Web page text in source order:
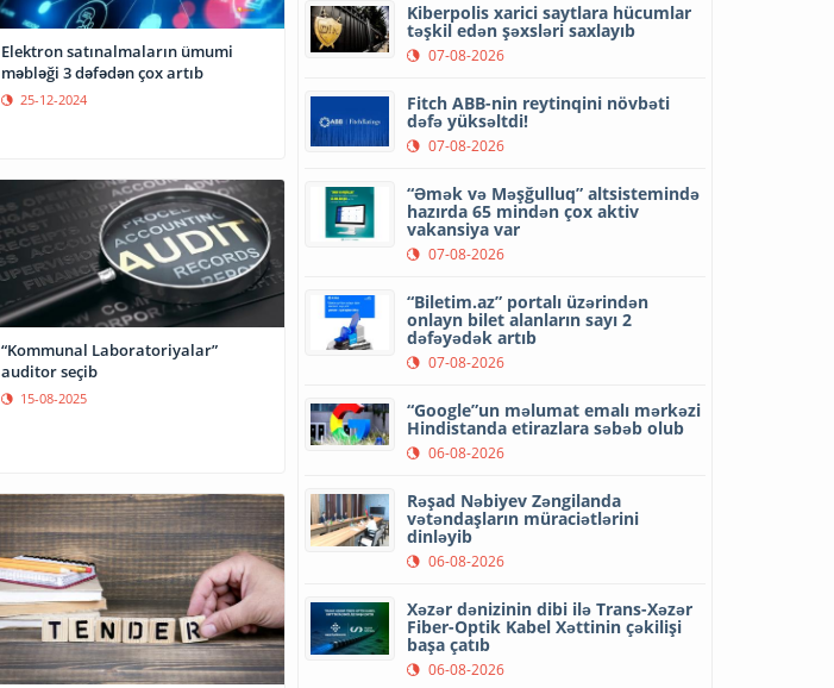
Elektron satınalmaların ümumi
məbləği 3 dəfədən çox artıb
25-12-2024
“Kommunal Laboratoriyalar”
auditor seçib
15-08-2025
Kiberpolis xarici saytlara hücumlar
təşkil edən şəxsləri saxlayıb
07-08-2026
Fitch ABB-nin reytinqini növbəti
dəfə yüksəltdi!
07-08-2026
“Əmək və Məşğulluq” altsistemində
hazırda 65 mindən çox aktiv
vakansiya var
07-08-2026
“Biletim.az” portalı üzərindən
onlayn bilet alanların sayı 2
dəfəyədək artıb
07-08-2026
“Google”un məlumat emalı mərkəzi
Hindistanda etirazlara səbəb olub
06-08-2026
Rəşad Nəbiyev Zəngilanda
vətəndaşların müraciətlərini
dinləyib
06-08-2026
Xəzər dənizinin dibi ilə Trans-Xəzər
Fiber-Optik Kabel Xəttinin çəkilişi
başa çatıb
06-08-2026